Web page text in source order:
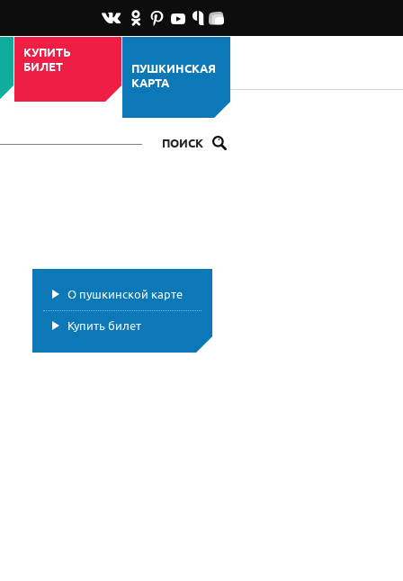
КУПИТЬ
БИЛЕТ
ПУШКИНСКАЯ
КАРТА
ПОИСК
О пушкинской карте
Купить билет